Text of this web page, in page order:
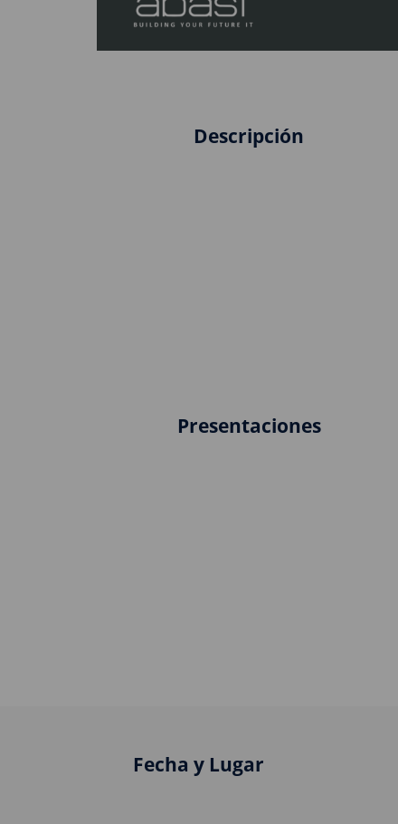
Descripción
Presentaciones
Fecha y Lugar